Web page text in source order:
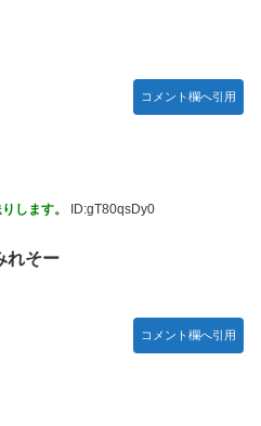
コメント欄へ引用
します。 ID:gT80qsDy0
れそー
コメント欄へ引用